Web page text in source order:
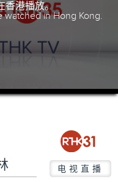
香港播放。
watched in Hong Kong.
电视直播